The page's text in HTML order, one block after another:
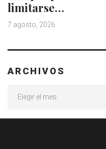
limitarse…
7 agosto, 2026
ARCHIVOS